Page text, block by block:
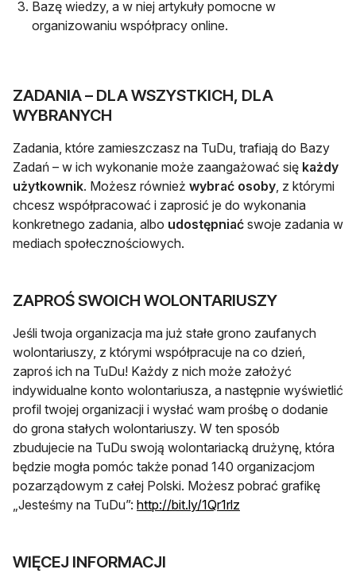
Bazę wiedzy, a w niej artykuły pomocne w
organizowaniu współpracy online.
ZADANIA – DLA WSZYSTKICH, DLA
WYBRANYCH
Zadania, które zamieszczasz na TuDu, trafiają do Bazy
Zadań – w ich wykonanie może zaangażować się każdy
użytkownik. Możesz również wybrać osoby, z którymi
chcesz współpracować i zaprosić je do wykonania
konkretnego zadania, albo udostępniać swoje zadania w
mediach społecznościowych.
ZAPROŚ SWOICH WOLONTARIUSZY
Jeśli twoja organizacja ma już stałe grono zaufanych
wolontariuszy, z którymi współpracuje na co dzień,
zaproś ich na TuDu! Każdy z nich może założyć
indywidualne konto wolontariusza, a następnie wyświetlić
profil twojej organizacji i wysłać wam prośbę o dodanie
do grona stałych wolontariuszy. W ten sposób
zbudujecie na TuDu swoją wolontariacką drużynę, która
będzie mogła pomóc także ponad 140 organizacjom
pozarządowym z całej Polski. Możesz pobrać grafikę
„Jesteśmy na TuDu”: http://bit.ly/1Qr1rlz
WIĘCEJ INFORMACJI